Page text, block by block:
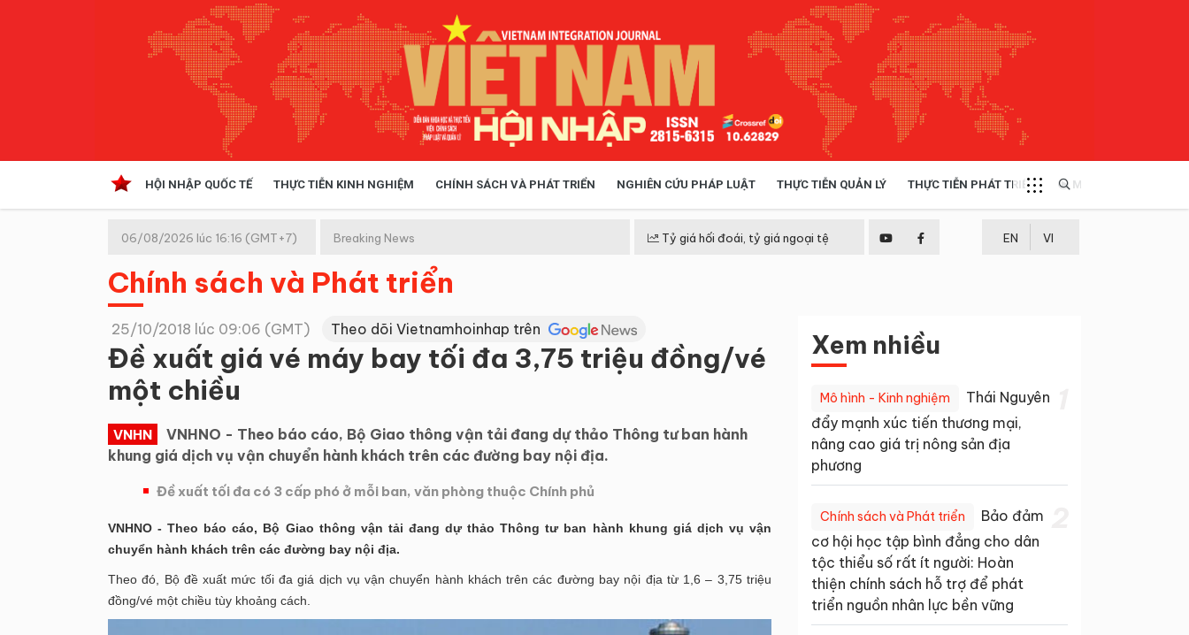
HỘI NHẬP QUỐC TẾ THỰC TIỄN KINH NGHIỆM CHÍNH SÁCH VÀ PHÁT TRIỂN NGHIÊN CỨU PHÁP LUẬT THỰC TIỄN QUẢN LÝ THỰC TIỄN PHÁT TRIỂN MULTIMEDIA
Kinh tế hội nhập
Doanh nghiệp
06/08/2026 lúc 16:16 (GMT+7) Breaking News Tỷ giá hối đoái, tỷ giá ngoại tệ EN VI
Chính sách và Phát triển
25/10/2018 lúc 09:06 (GMT) Theo dõi Vietnamhoinhap trên
Đề xuất giá vé máy bay tối đa 3,75 triệu đồng/vé
một chiều
VNHN
VNHNO - Theo báo cáo, Bộ Giao thông vận tải đang dự thảo Thông tư ban hành
khung giá dịch vụ vận chuyển hành khách trên các đường bay nội địa.
Đề xuất tối đa có 3 cấp phó ở mỗi ban, văn phòng thuộc Chính phủ
VNHNO - Theo báo cáo, Bộ Giao thông vận tải đang dự thảo Thông tư ban hành khung giá dịch vụ vận
chuyển hành khách trên các đường bay nội địa.
Theo đó, Bộ đề xuất mức tối đa giá dịch vụ vận chuyển hành khách trên các đường bay nội địa từ 1,6 – 3,75 triệu
đồng/vé một chiều tùy khoảng cách.
Xem nhiều
Mô hình - Kinh nghiệm
Thái Nguyên
đẩy mạnh xúc tiến thương mại,
nâng cao giá trị nông sản địa
phương
Chính sách và Phát triển
Bảo đảm
cơ hội học tập bình đẳng cho dân
tộc thiểu số rất ít người: Hoàn
thiện chính sách hỗ trợ để phát
triển nguồn nhân lực bền vững